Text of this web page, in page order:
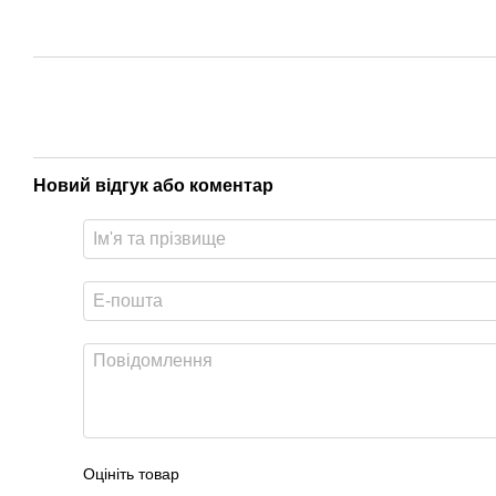
Новий відгук або коментар
Оцініть товар